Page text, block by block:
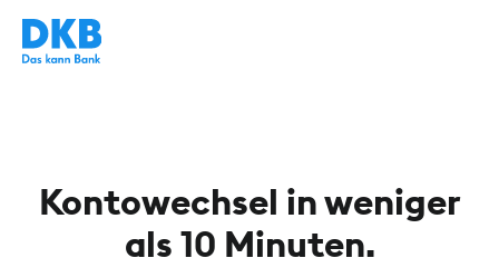
Kontowechsel in weniger
als 10 Minuten.